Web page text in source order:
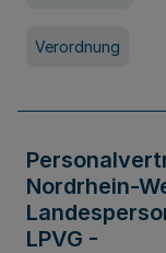
Verordnung
Nordrhein-
LPVG -